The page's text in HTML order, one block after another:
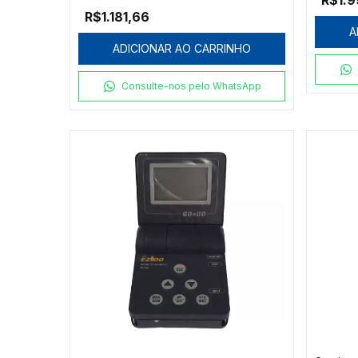
R$1.181,66
ADICIONAR AO CARRINHO
Consulte-nos pelo WhatsApp